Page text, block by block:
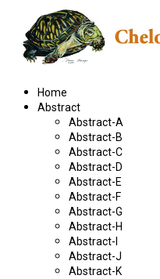
Home
Abstract
Abstract-A
Abstract-B
Abstract-C
Abstract-D
Abstract-E
Abstract-F
Abstract-G
Abstract-H
Abstract-I
Abstract-J
Abstract-K